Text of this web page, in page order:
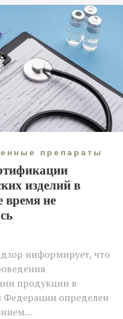
препараты
изделий в
время не
информирует, что
продукции в
Федерации определен